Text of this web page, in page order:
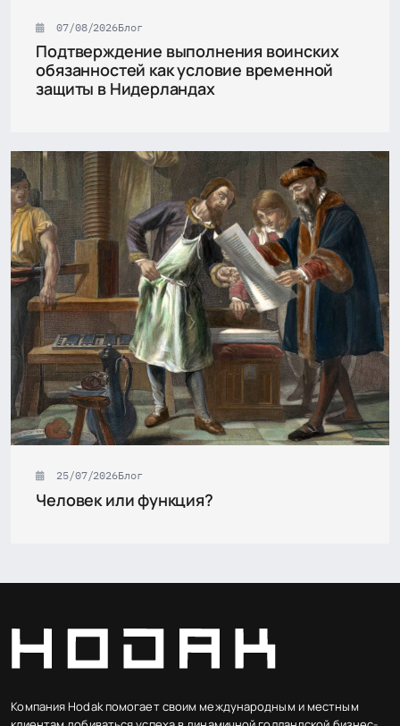
07/08/2026Блог
Подтверждение выполнения воинских
обязанностей как условие временной
защиты в Нидерландах
25/07/2026Блог
Человек или функция?
Компания Hodak помогает своим международным и местным